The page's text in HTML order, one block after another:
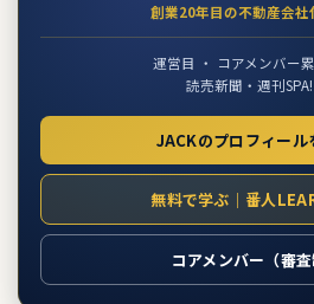
創業20年目の不動産会社
運営目 ・ コアメンバー
読売新聞・週刊
JACKのプロフィー
無料で学ぶ｜番人
コアメンバー（審